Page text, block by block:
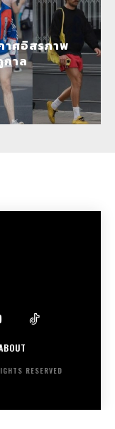
าศอิสรภาพ
กาล
RESERVED